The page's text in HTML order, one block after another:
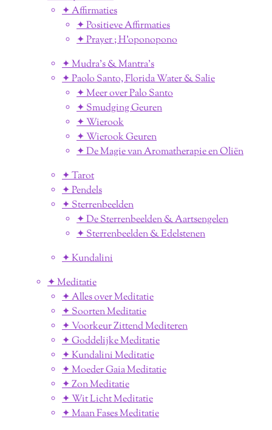
✦ Affirmaties
✦ Positieve Affirmaties
✦ Prayer ; H'oponopono
✦ Mudra's & Mantra's
✦ Paolo Santo, Florida Water & Salie
✦ Meer over Palo Santo
✦ Smudging Geuren
✦ Wierook
✦ Wierook Geuren
✦ De Magie van Aromatherapie en Oliën
✦ Tarot
✦ Pendels
✦ Sterrenbeelden
✦ De Sterrenbeelden & Aartsengelen
✦ Sterrenbeelden & Edelstenen
✦ Kundalini
✦ Meditatie
✦ Alles over Meditatie
✦ Soorten Meditatie
✦ Voorkeur Zittend Mediteren
✦ Goddelijke Meditatie
✦ Kundalini Meditatie
✦ Moeder Gaia Meditatie
✦ Zon Meditatie
✦ Wit Licht Meditatie
✦ Maan Fases Meditatie